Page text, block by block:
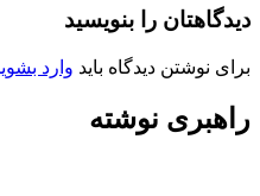
را بنویسید
نوشتن دیدگاه بایدوارد بشوید.
نوشته